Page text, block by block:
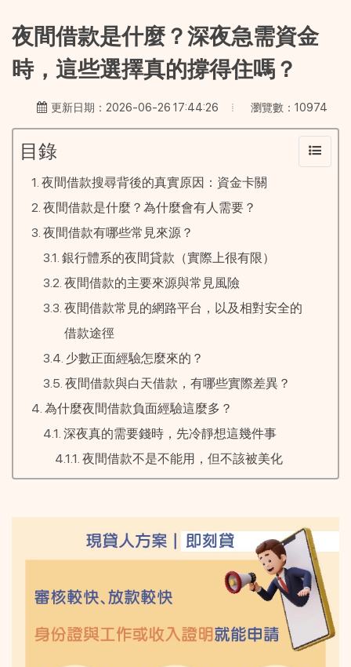
夜間借款是什麼？深夜急需資金
時，這些選擇真的撐得住嗎？
更新日期：2026-06-26 17:44:26 瀏覽數：10974
目錄
夜間借款搜尋背後的真實原因：資金卡關
夜間借款是什麼？為什麼會有人需要？
夜間借款有哪些常見來源？
銀行體系的夜間貸款（實際上很有限）
夜間借款的主要來源與常見風險
夜間借款常見的網路平台，以及相對安全的
借款途徑
少數正面經驗怎麼來的？
夜間借款與白天借款，有哪些實際差異？
為什麼夜間借款負面經驗這麼多？
深夜真的需要錢時，先冷靜想這幾件事
夜間借款不是不能用，但不該被美化